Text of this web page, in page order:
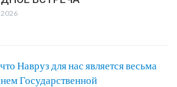
Навруз для нас является весьма
Государственной